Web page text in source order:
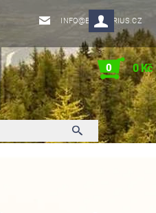
INFO@BIROTARIUS.CZ
0 0 Kč